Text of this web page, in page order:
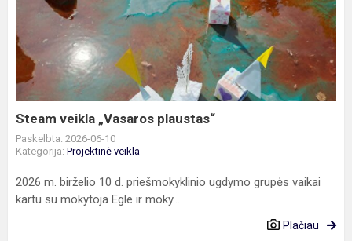
„Vasaros
plaustas“
Steam veikla „Vasaros plaustas“
Paskelbta: 2026-06-10
Kategorija: Projektinė veikla
2026 m. birželio 10 d. priešmokyklinio ugdymo grupės vaikai
kartu su mokytoja Egle ir moky...
Plačiau